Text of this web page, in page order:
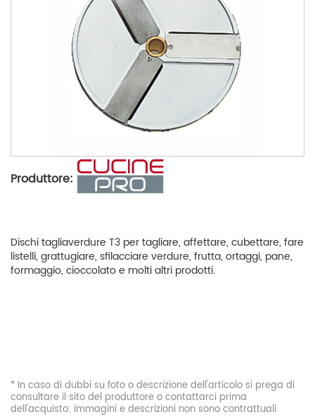
Produttore:
Dischi tagliaverdure T3 per tagliare, affettare, cubettare, fare
listelli, grattugiare, sfilacciare verdure, frutta, ortaggi, pane,
formaggio, cioccolato e molti altri prodotti.
* In caso di dubbi su foto o descrizione dell'articolo si prega di
consultare il sito del produttore o contattarci prima
dell'acquisto: immagini e descrizioni non sono contrattuali